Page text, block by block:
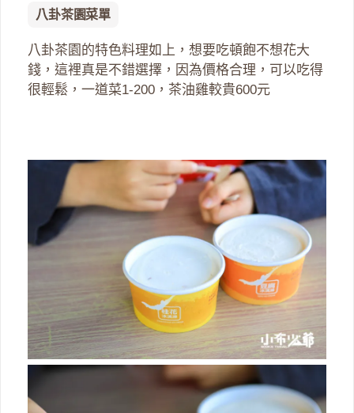
八卦茶園菜單
八卦茶園的特色料理如上，想要吃頓飽不想花大
錢，這裡真是不錯選擇，因為價格合理，可以吃得
很輕鬆，一道菜1-200，茶油雞較貴600元